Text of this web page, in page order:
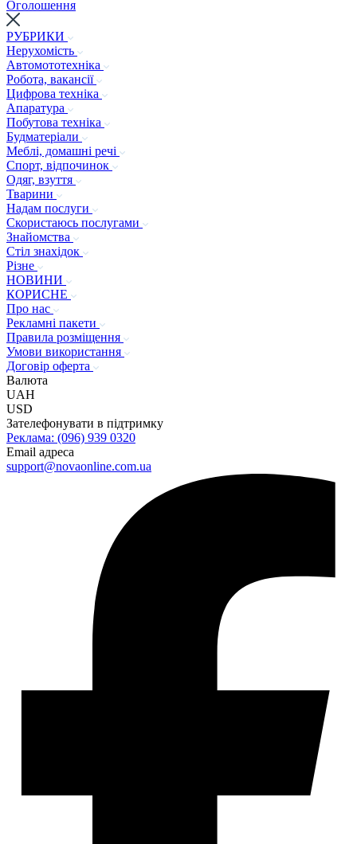
Оголошення
РУБРИКИ
Нерухомість
Автомототехніка
Робота, вакансії
Цифрова техніка
Апаратура
Побутова техніка
Будматеріали
Меблі, домашні речі
Спорт, відпочинок
Одяг, взуття
Тварини
Надам послуги
Скористаюсь послугами
Знайомства
Стіл знахідок
Різне
НОВИНИ
КОРИСНЕ
Про нас
Рекламні пакети
Правила розміщення
Умови використання
Договір оферта
Валюта
UAH
USD
Зателефонувати в підтримку
Реклама: (096) 939 0320
Email адреса
au.moc.enilnoavon
@troppus